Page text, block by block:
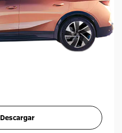
Descargar